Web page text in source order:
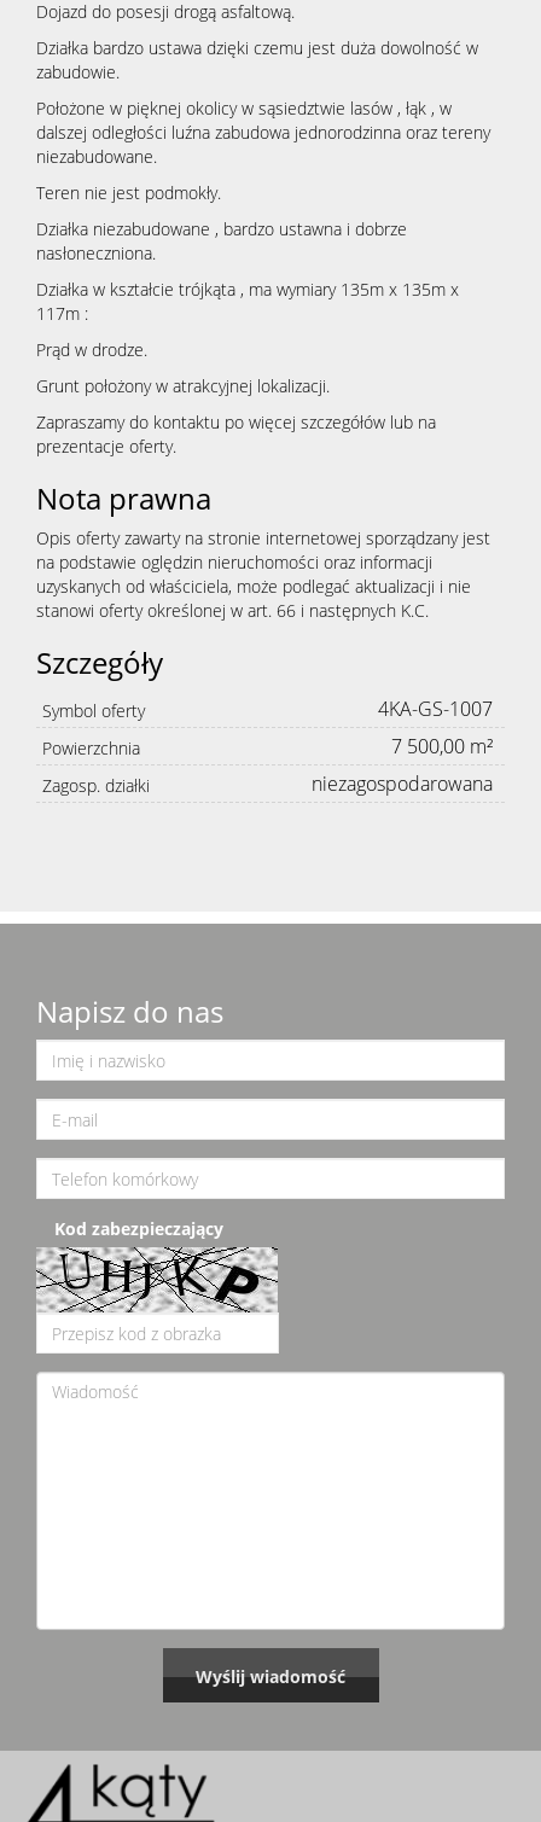
Dojazd do posesji drogą asfaltową.
Działka bardzo ustawa dzięki czemu jest duża dowolność w
zabudowie.
Położone w pięknej okolicy w sąsiedztwie lasów , łąk , w
dalszej odległości luźna zabudowa jednorodzinna oraz tereny
niezabudowane.
Teren nie jest podmokły.
Działka niezabudowane , bardzo ustawna i dobrze
nasłoneczniona.
Działka w kształcie trójkąta , ma wymiary 135m x 135m x
117m :
Prąd w drodze.
Grunt położony w atrakcyjnej lokalizacji.
Zapraszamy do kontaktu po więcej szczegółów lub na
prezentacje oferty.
Nota prawna
Opis oferty zawarty na stronie internetowej sporządzany jest
na podstawie oględzin nieruchomości oraz informacji
uzyskanych od właściciela, może podlegać aktualizacji i nie
stanowi oferty określonej w art. 66 i następnych K.C.
Szczegóły
Symbol oferty 4KA-GS-1007
Powierzchnia 7 500,00 m²
Zagosp. działki niezagospodarowana
Napisz do nas
Kod zabezpieczający